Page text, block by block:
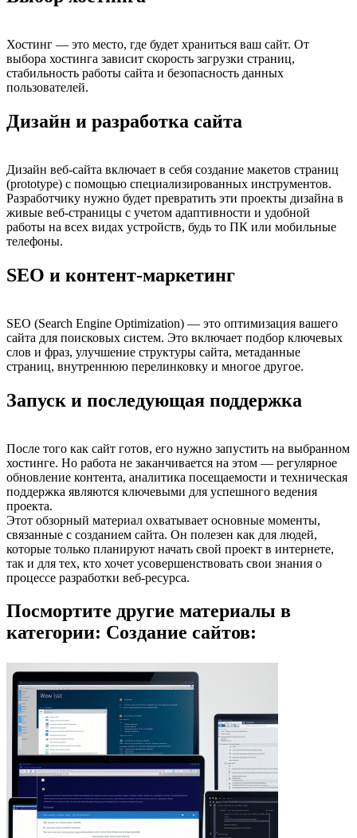
Хостинг — это место, где будет храниться ваш сайт. От
выбора хостинга зависит скорость загрузки страниц,
стабильность работы сайта и безопасность данных
пользователей.
Дизайн и разработка сайта
Дизайн веб-сайта включает в себя создание макетов страниц
(prototype) с помощью специализированных инструментов.
Разработчику нужно будет превратить эти проекты дизайна в
живые веб-страницы с учетом адаптивности и удобной
работы на всех видах устройств, будь то ПК или мобильные
телефоны.
SEO и контент-маркетинг
SEO (Search Engine Optimization) — это оптимизация вашего
сайта для поисковых систем. Это включает подбор ключевых
слов и фраз, улучшение структуры сайта, метаданные
страниц, внутреннюю перелинковку и многое другое.
Запуск и последующая поддержка
После того как сайт готов, его нужно запустить на выбранном
хостинге. Но работа не заканчивается на этом — регулярное
обновление контента, аналитика посещаемости и техническая
поддержка являются ключевыми для успешного ведения
проекта.
Этот обзорный материал охватывает основные моменты,
связанные с созданием сайта. Он полезен как для людей,
которые только планируют начать свой проект в интернете,
так и для тех, кто хочет усовершенствовать свои знания о
процессе разработки веб-ресурса.
Посмортите другие материалы в
категории: Создание сайтов: